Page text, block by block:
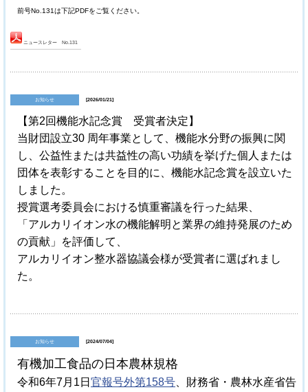
前号No.131は下記PDFをご覧ください。
ニュースレター No.131
お知らせ [2026/01/21]
【第2回機能水記念賞 受賞者決定】
当財団設立30 周年事業として、機能水分野の振興に関
し、公益性または共益性の高い功績を挙げた個人または
団体を表彰することを目的に、機能水記念賞を設立いた
しました。
授賞選考委員会における慎重審議を行った結果、
「アルカリイオン水の機能解明と業界の維持発展のため
の貢献」を評価して、
アルカリイオン整水器協議会様が受賞者に選ばれまし
た。
お知らせ [2024/07/04]
有機加工食品の日本農林規格
令和6年7月1日 官報号外第158号 、財務省・農林水産省告